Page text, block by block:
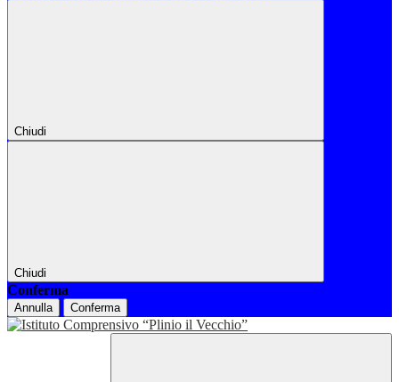
Chiudi
Chiudi
Conferma
Annulla Conferma